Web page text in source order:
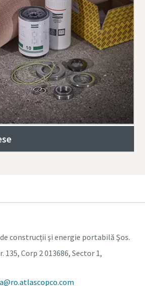
construcții şi energie portabilă Şos.
Corp 2 013686, Sector 1,